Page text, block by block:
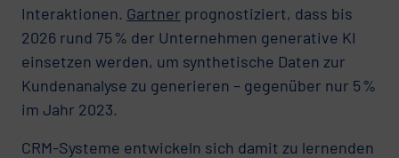
Interaktionen. Gartner prognostiziert, dass bis
2026 rund 75 % der Unternehmen generative KI
einsetzen werden, um synthetische Daten zur
Kundenanalyse zu generieren – gegenüber nur 5 %
im Jahr 2023.
CRM-Systeme entwickeln sich damit zu lernenden